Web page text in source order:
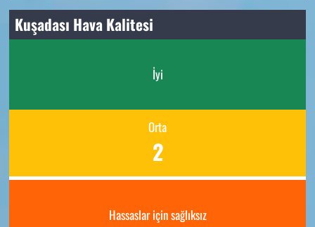
Kuşadası Hava Kalitesi
İyi
Orta
2
Hassaslar için sağlıksız